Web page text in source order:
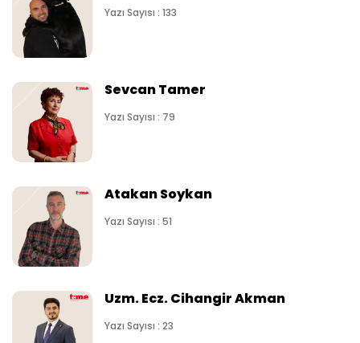
Yazı Sayısı : 133
Sevcan Tamer
Yazı Sayısı : 79
Atakan Soykan
Yazı Sayısı : 51
Uzm. Ecz. Cihangir Akman
Yazı Sayısı : 23